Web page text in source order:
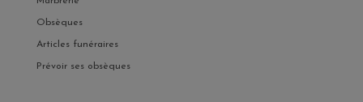
Obsèques
Articles funéraires
Prévoir ses obsèques